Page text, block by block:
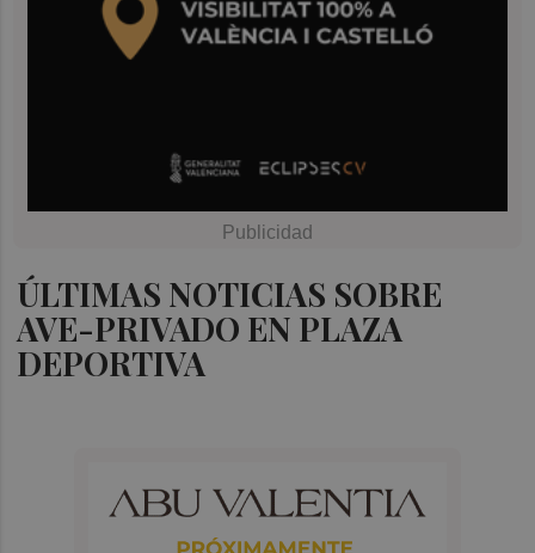
ÚLTIMAS NOTICIAS SOBRE
AVE-PRIVADO EN PLAZA
DEPORTIVA